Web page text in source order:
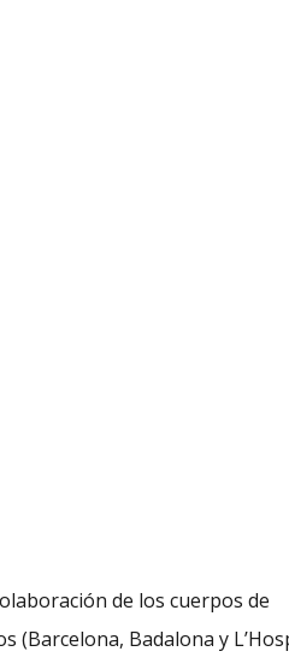
de los cuerpos de
(Barcelona, Badalona y